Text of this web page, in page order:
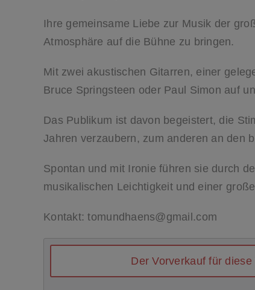
Ihre gemeinsame Liebe zur Musik der
Atmosphäre auf die Bühne zu bringen.
Mit zwei akustischen Gitarren, einer
Bruce Springsteen oder Paul Simon auf
Das Publikum ist davon begeistert, die
Jahren verzaubern, zum anderen an den
Spontan und mit Ironie führen sie durch
musikalischen Leichtigkeit und einer
Kontakt: tomundhaens@gmail.com
Der Vorverkauf für